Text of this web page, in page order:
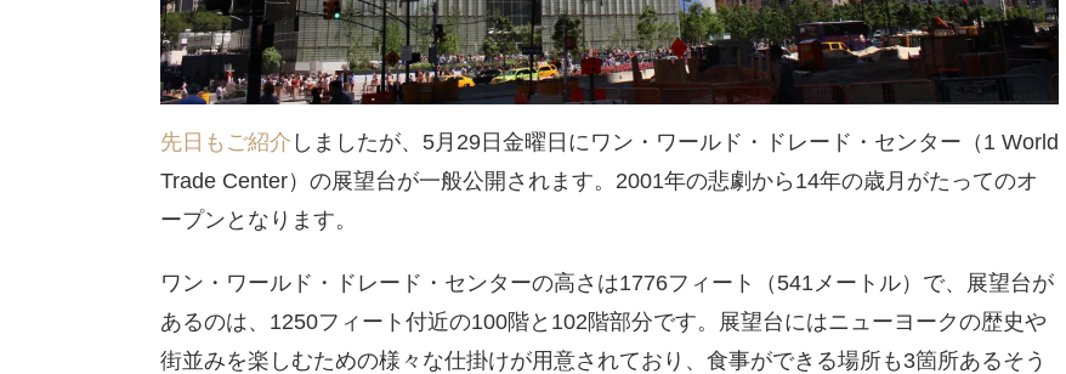
先日もご紹介 しましたが、5月29日金曜日にワン・ワールド・ドレード・センター（1 World
Trade Center）の展望台が一般公開されます。2001年の悲劇から14年の歳月がたってのオ
ープンとなります。
ワン・ワールド・ドレード・センターの高さは1776フィート（541メートル）で、展望台が
あるのは、1250フィート付近の100階と102階部分です。展望台にはニューヨークの歴史や
街並みを楽しむための様々な仕掛けが用意されており、食事ができる場所も3箇所あるそう